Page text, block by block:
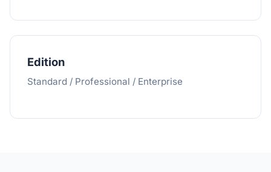
Edition
Standard / Professional / Enterprise